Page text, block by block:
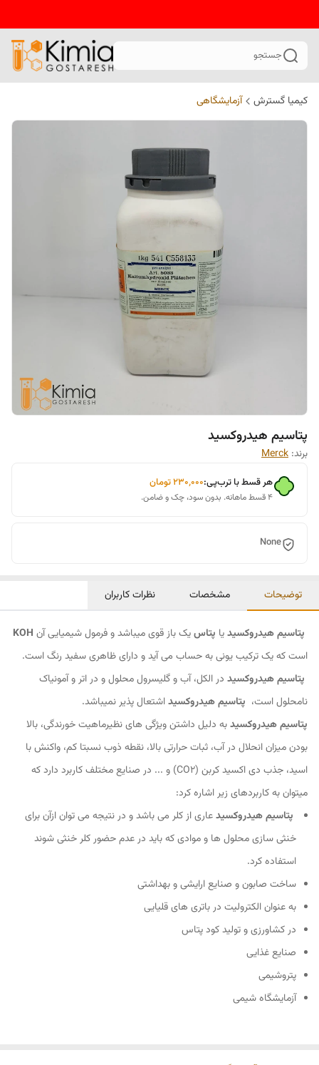
جستجو
کیمیا گسترش آزمایشگاهی
پتاسیم هیدروکسید
برند: Merck
هر قسط با ترب‌پی:۲۳۰٬۰۰۰تومان
۴ قسط ماهانه. بدون سود، چک و ضامن.
None
توضیحات مشخصات نظرات کاربران
پتاسیم هیدروکسیدیا پتاسیک باز قوی میباشد و فرمول شیمیایی آن KOH
است که یک ترکیب یونی به حساب می آید و دارای ظاهری سفید رنگ است.
پتاسیم هیدروکسید در الکل، آب و گلیسرول محلول و در اتر و آمونیاک
نامحلول است، پتاسیم هیدروکسیداشتعال پذیر نمیباشد.
پتاسیم هیدروکسیدبه دلیل داشتن ویژگی های نظیرماهیت خورندگی، بالا
بودن میزان انحلال در آب، ثبات حرارتی بالا، نقطه ذوب نسبتا کم، واکنش با
اسید، جذب دی اکسید کربن (CO2) و ... در صنایع مختلف کاربرد دارد که
میتوان به کاربردهای زیر اشاره کرد:
پتاسیم هیدروکسیدعاری از کلر می باشد و در نتیجه می توان ازآن برای
خنثی سازی محلول ها و موادی که باید در عدم حضور کلر خنثی شوند
استفاده کرد.
ساخت صابون و صنایع ارایشی و بهداشتی
به عنوان الکترولیت در باتری های قلیایی
در کشاورزی و تولید کود پتاس
صنایع غذایی
پتروشیمی
آزمایشگاه شیمی